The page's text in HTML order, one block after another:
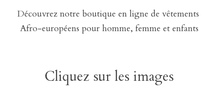
Découvrez notre boutique en ligne de vêtements
Afro-européens pour homme, femme et enfants
Cliquez sur les images